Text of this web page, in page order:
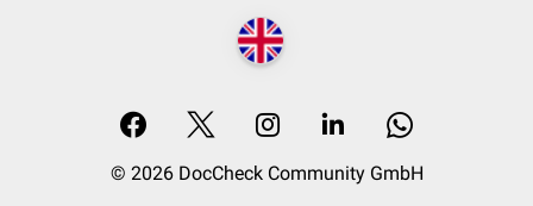
© 2026 DocCheck Community GmbH